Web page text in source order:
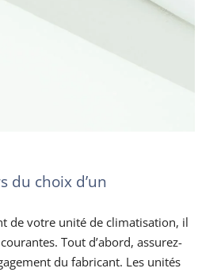
du choix d’un
de votre unité de climatisation, il
Tout d’abord, assurez-
du fabricant. Les unités